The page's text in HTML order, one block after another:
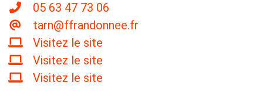
05 63 47 73 06
tarn@ffrandonnee.fr
Visitez le site
Visitez le site
Visitez le site